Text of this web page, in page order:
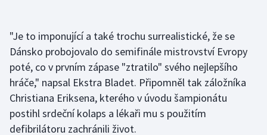
Házená
Jezdectví
Judo
Krasobruslení
"Je to imponující a také trochu surrealistické, že se
Dánsko probojovalo do semifinále mistrovství Evropy
poté, co v prvním zápase "ztratilo" svého nejlepšího
hráče," napsal Ekstra Bladet. Připomněl tak záložníka
Christiana Eriksena, kterého v úvodu šampionátu
postihl srdeční kolaps a lékaři mu s použitím
defibrilátoru zachránili život.